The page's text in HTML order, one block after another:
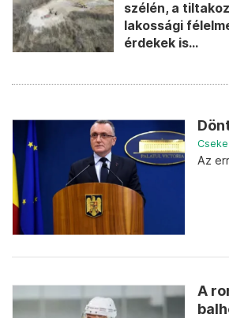
szélén, a
lakossági
érdekek is...
Az
A